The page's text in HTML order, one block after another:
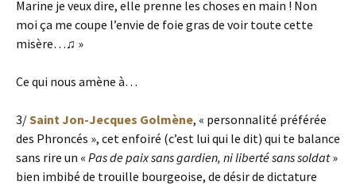
Marine je veux dire, elle prenne les choses en main ! Non
moi ça me coupe l’envie de foie gras de voir toute cette
misère…♫ »
Ce qui nous amène à…
3/Saint Jon-Jecques Golmène, « personnalité préférée
des Phroncés », cet enfoiré (c’est lui qui le dit) qui te balance
sans rire un « Pas de paix sans gardien, ni liberté sans soldat»
bien imbibé de trouille bourgeoise, de désir de dictature